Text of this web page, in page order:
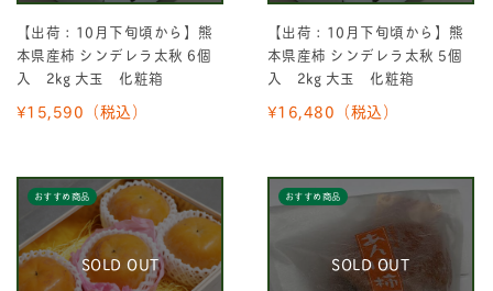
【出荷：10月下旬頃から】熊
本県産柿 シンデレラ太秋 6個
入 2kg 大玉 化粧箱
¥15,590 （税込）
【出荷：10月下旬頃から】熊
本県産柿 シンデレラ太秋 5個
入 2kg 大玉 化粧箱
¥16,480 （税込）
おすすめ商品
SOLD OUT
おすすめ商品
SOLD OUT